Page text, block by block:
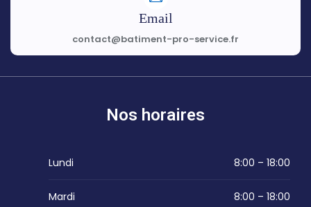
Email
contact@batiment-pro-service.fr
Nos horaires
Lundi 8:00 – 18:00
Mardi 8:00 – 18:00